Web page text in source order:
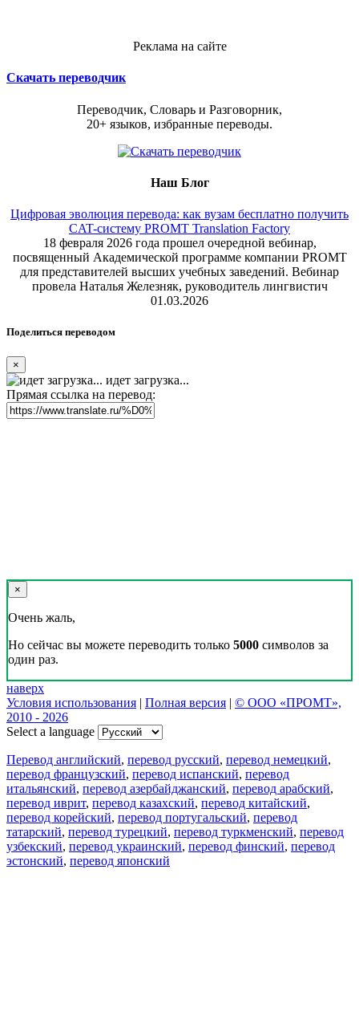
Реклама на сайте
Скачать переводчик
Переводчик, Словарь и Разговорник,
20+ языков, избранные переводы.
Наш Блог
Цифровая эволюция перевода: как вузам бесплатно получить
CAT-систему PROMT Translation Factory
18 февраля 2026 года прошел очередной вебинар,
посвященный Академической программе компании PROMT
для представителей высших учебных заведений. Вебинар
провела Наталья Железняк, руководитель лингвистич
01.03.2026
Поделиться переводом
×
идет загрузка...
Прямая ссылка на перевод:
×
Очень жаль,
Но сейчас вы можете переводить только 5000 символов за
один раз.
наверх
Условия использования | Полная версия | © ООО «ПРОМТ»,
2010 - 2026
Select a language
Перевод английский, перевод русский, перевод немецкий,
перевод французский, перевод испанский, перевод
итальянский, перевод азербайджанский, перевод арабский,
перевод иврит, перевод казахский, перевод китайский,
перевод корейский, перевод португальский, перевод
татарский, перевод турецкий, перевод туркменский, перевод
узбекский, перевод украинский, перевод финский, перевод
эстонский, перевод японский